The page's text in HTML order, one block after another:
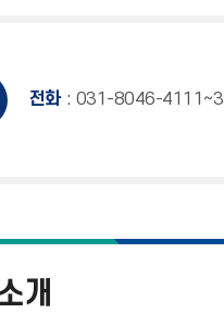
전화 : 031-8046-4111∼3
개